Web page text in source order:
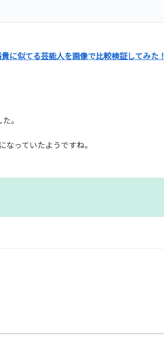
に似てる芸能人を画像で比較検証してみた！
。
っていたようですね。